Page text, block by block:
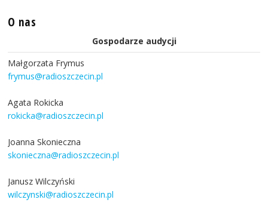
O nas
Gospodarze audycji
Małgorzata Frymus
frymus@radioszczecin.pl
Agata Rokicka
rokicka@radioszczecin.pl
Joanna Skonieczna
skonieczna@radioszczecin.pl
Janusz Wilczyński
wilczynski@radioszczecin.pl